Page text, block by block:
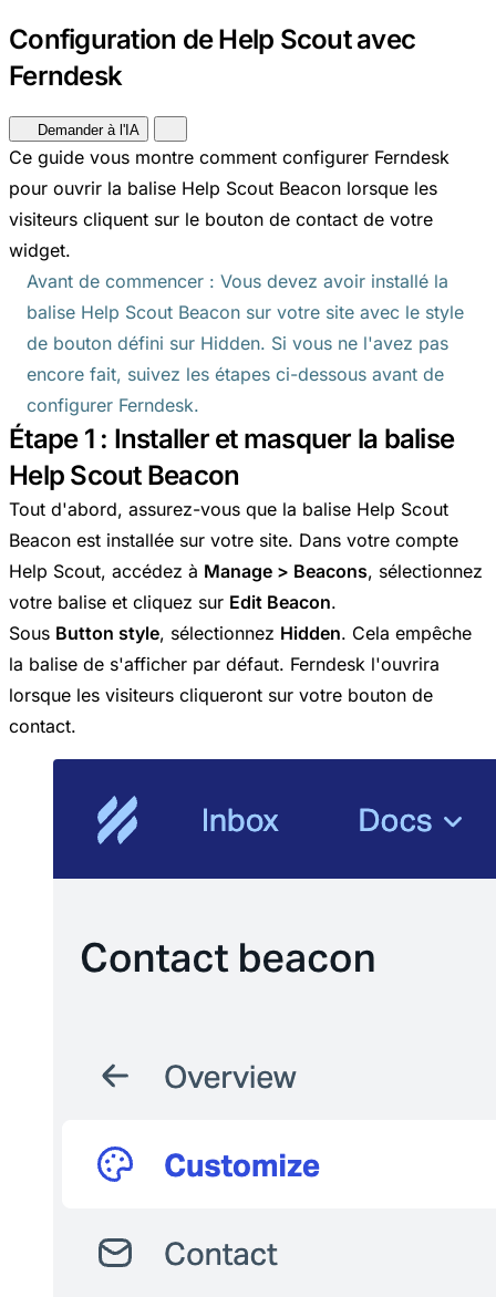
Configuration de Help Scout avec
Ferndesk
Demander à l'IA
Ce guide vous montre comment configurer Ferndesk
pour ouvrir la balise Help Scout Beacon lorsque les
visiteurs cliquent sur le bouton de contact de votre
widget.
Avant de commencer : Vous devez avoir installé la
balise Help Scout Beacon sur votre site avec le style
de bouton défini sur Hidden. Si vous ne l'avez pas
encore fait, suivez les étapes ci-dessous avant de
configurer Ferndesk.
Étape 1 : Installer et masquer la balise
Help Scout Beacon
Tout d'abord, assurez-vous que la balise Help Scout
Beacon est installée sur votre site. Dans votre compte
Help Scout, accédez à Manage > Beacons, sélectionnez
votre balise et cliquez sur Edit Beacon.
Sous Button style, sélectionnez Hidden. Cela empêche
la balise de s'afficher par défaut. Ferndesk l'ouvrira
lorsque les visiteurs cliqueront sur votre bouton de
contact.